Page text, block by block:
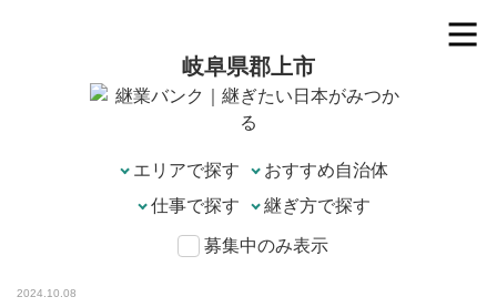
岐阜県郡上市
エリアで探す
募集中のみ表示
2024.10.08